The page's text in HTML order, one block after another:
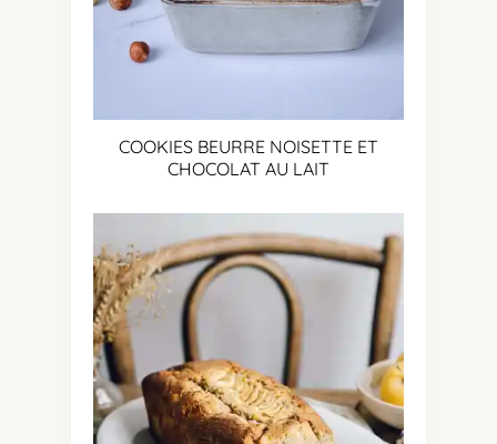
COOKIES BEURRE NOISETTE ET
CHOCOLAT AU LAIT